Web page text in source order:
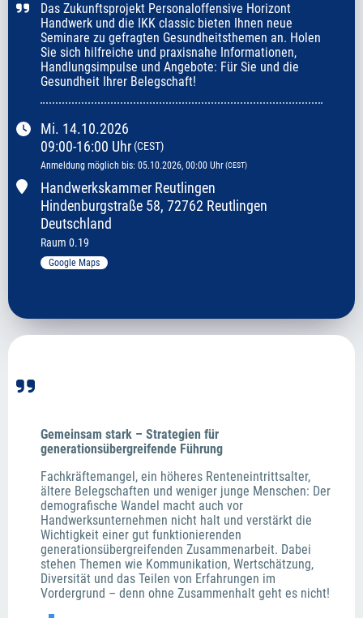
Mi. 14.10.2026
09:00-16:00 Uhr (CEST)
Anmeldung möglich bis: 05.10.2026, 00:00 Uhr(CEST)
Handwerkskammer Reutlingen
Hindenburgstraße 58, 72762 Reutlingen
Deutschland
Raum 0.19
Google Maps
Das Zukunftsprojekt Personaloffensive Horizont
Handwerk und die IKK classic bieten Ihnen neue
Seminare zu gefragten Gesundheitsthemen an. Holen
Sie sich hilfreiche und praxisnahe Informationen,
Handlungsimpulse und Angebote: Für Sie und die
Gesundheit Ihrer Belegschaft!
Gemeinsam stark – Strategien für
generationsübergreifende Führung
Fachkräftemangel, ein höheres Renteneintrittsalter,
ältere Belegschaften und weniger junge Menschen: Der
demografische Wandel macht auch vor
Handwerksunternehmen nicht halt und verstärkt die
Wichtigkeit einer gut funktionierenden
generationsübergreifenden Zusammenarbeit. Dabei
stehen Themen wie Kommunikation, Wertschätzung,
Diversität und das Teilen von Erfahrungen im
Vordergrund – denn ohne Zusammenhalt geht es nicht!